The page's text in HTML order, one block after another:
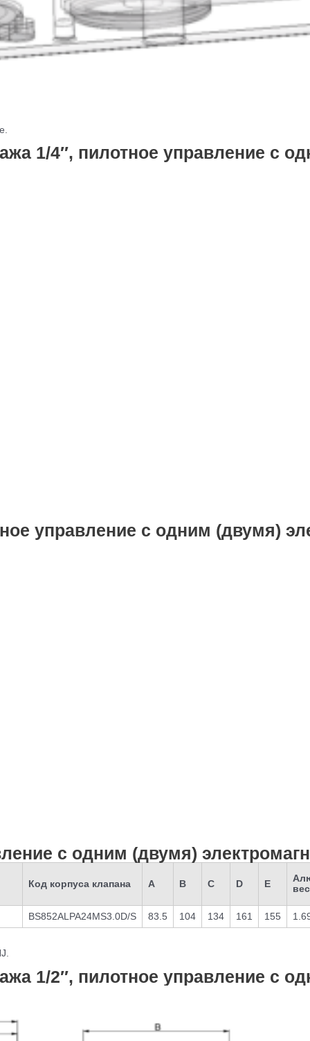
1/4″, пилотное управление с
управление с одним (двумя)
с одним (двумя)
Код корпуса клапана A B C D E
BS852ALPA24MS3.0D/S 83.5 104 134 161 155
1/2″, пилотное управление с